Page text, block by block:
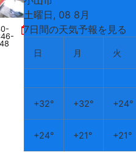
火曜
2・4水
土曜日, 08 8月
7日間の天気予報を見る
日 月 火
+32° +32° +24°
+24° +21° +21°